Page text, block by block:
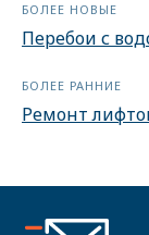
БОЛЕЕ НОВЫЕ
Перебои с
БОЛЕЕ РАННИЕ
Ремонт